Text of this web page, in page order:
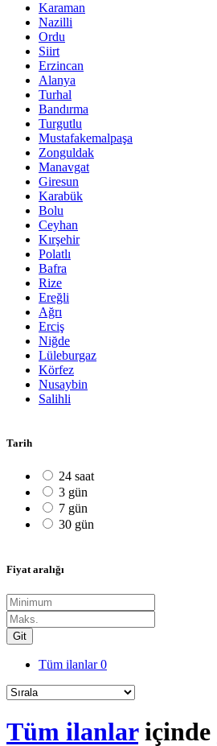
Karaman
Nazilli
Ordu
Siirt
Erzincan
Alanya
Turhal
Bandırma
Turgutlu
Mustafakemalpaşa
Zonguldak
Manavgat
Giresun
Karabük
Bolu
Ceyhan
Kırşehir
Polatlı
Bafra
Rize
Ereğli
Ağrı
Erciş
Niğde
Lüleburgaz
Körfez
Nusaybin
Salihli
Tarih
24 saat
3 gün
7 gün
30 gün
Fiyat aralığı
Git
Tüm ilanlar0
Tüm ilanlariçinde